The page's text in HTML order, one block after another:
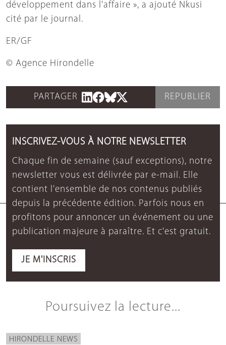
développement dans l'affaire », a ajouté Nkusi
cité par le journal.
ER/GF
© Agence Hirondelle
PARTAGER REPUBLIER
INSCRIVEZ-VOUS À NOTRE NEWSLETTER
Chaque fin de semaine (sauf exceptions), notre
newsletter vous est délivrée par e-mail. Elle
contient l'ensemble de nos contenus publiés
depuis la précédente édition. Parfois nous en
profitons pour annoncer un événement ou une
publication majeure à paraître. Et c'est gratuit.
JE M'INSCRIS
Poursuivez la lecture...
HIRONDELLE NEWS